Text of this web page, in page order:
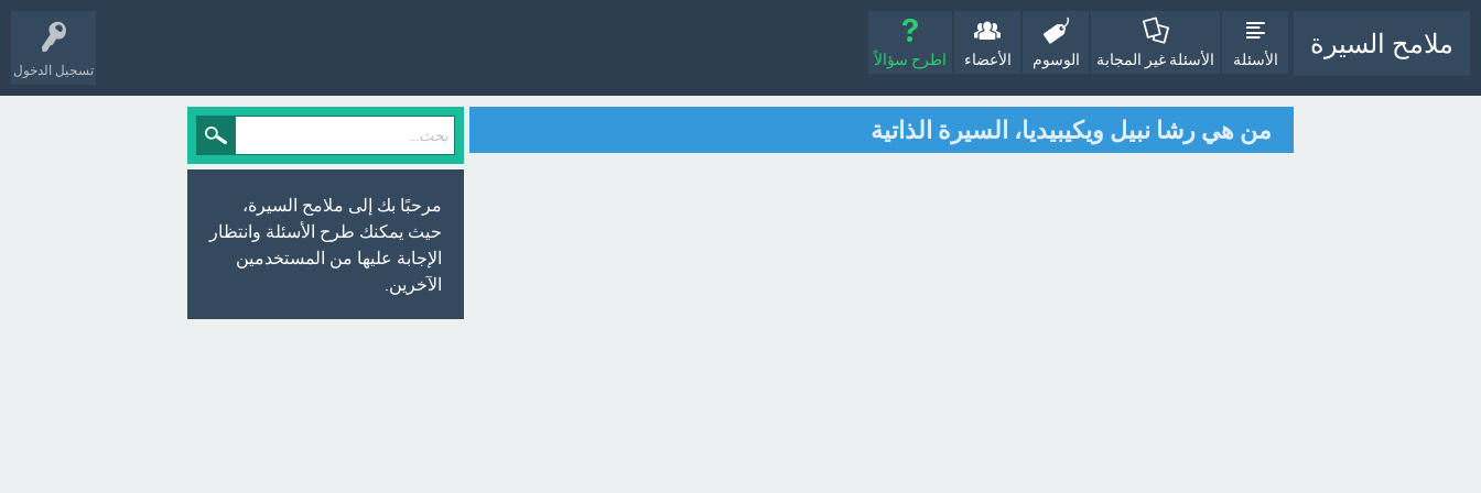
تسجيل الدخول
ملامح السيرة
الأسئلة الأسئلة غير المجابة الوسوم الأعضاء اطرح سؤالاً
من هي رشا نبيل ويكيبيديا، السيرة الذاتية
مرحبًا بك إلى ملامح السيرة،
حيث يمكنك طرح الأسئلة وانتظار
الإجابة عليها من المستخدمين
الآخرين.